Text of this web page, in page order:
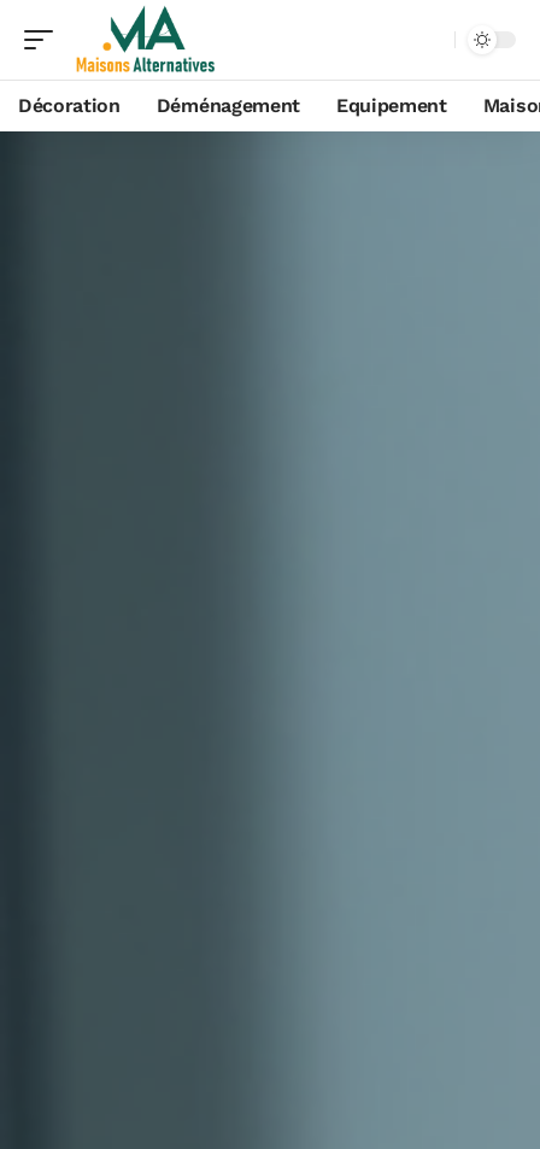
Décoration Déménagement Equipement